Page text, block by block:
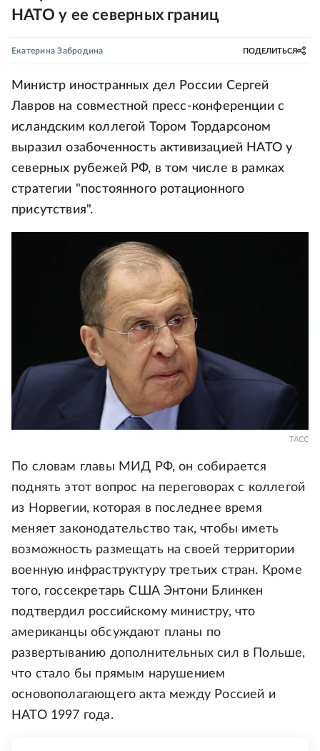
НАТО у ее северных границ
Екатерина Забродина ПОДЕЛИТЬСЯ
Министр иностранных дел России Сергей
Лавров на совместной пресс-конференции с
исландским коллегой Тором Тордарсоном
выразил озабоченность активизацией НАТО у
северных рубежей РФ, в том числе в рамках
стратегии "постоянного ротационного
присутствия".
ТАСС
По словам главы МИД РФ, он собирается
поднять этот вопрос на переговорах с коллегой
из Норвегии, которая в последнее время
меняет законодательство так, чтобы иметь
возможность размещать на своей территории
военную инфраструктуру третьих стран. Кроме
того, госсекретарь США Энтони Блинкен
подтвердил российскому министру, что
американцы обсуждают планы по
развертыванию дополнительных сил в Польше,
что стало бы прямым нарушением
основополагающего акта между Россией и
НАТО 1997 года.